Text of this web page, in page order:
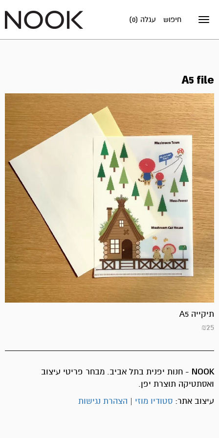
Toggle
עגלה (0) חיפוש
A5 file
תיקייה A5
₪25
NOOK - חנות יפנית בתל אביב. מבחר פריטי עיצוב
ואסתטיקה תוצרת יפן.
עיצוב אתר: סטודיו מוזי | הצהרת נגישות